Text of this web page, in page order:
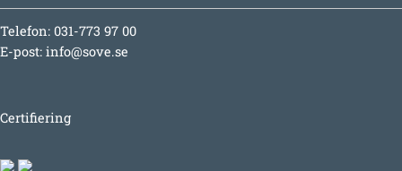
Telefon: 031-773 97 00
E-post: info@sove.se
Certifiering